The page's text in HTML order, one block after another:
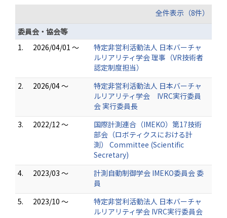
全件表示（8件）
委員会・協会等
1.
2026/04/01 ～
特定非営利活動法人 日本バーチャ
ルリアリティ学会 理事（VR技術者
認定制度担当）
2.
2026/04 ～
特定非営利活動法人 日本バーチャ
ルリアリティ学会 IVRC実行委員
会 実行委員長
3.
2022/12 ～
国際計測連合（IMEKO）第17技術
部会（ロボティクスにおける計
測） Committee (Scientific
Secretary)
4.
2023/03 ～
計測自動制御学会 IMEKO委員会 委
員
5.
2023/10 ～
特定非営利活動法人 日本バーチャ
ルリアリティ学会 IVRC実行委員会